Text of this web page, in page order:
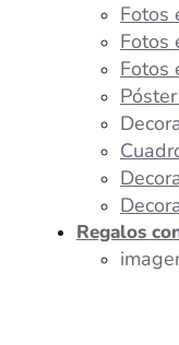
Fotos
Fotos
Fotos
Regalos